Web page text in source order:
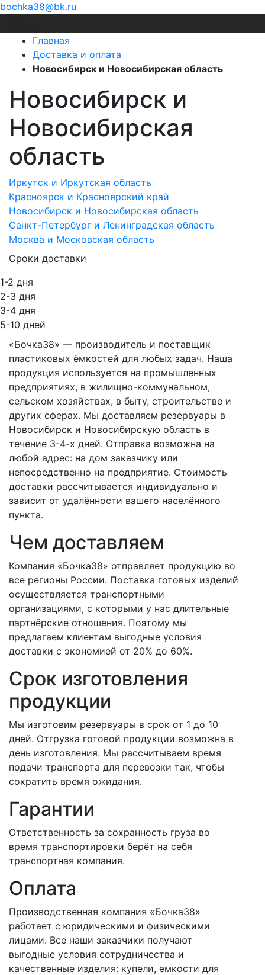
bochka38@bk.ru
Главная
Доставка и оплата
Новосибирск и Новосибирская область
Новосибирск и
Новосибирская
область
Иркутск и Иркутская область
Красноярск и Красноярский край
Новосибирск и Новосибирская область
Санкт-Петербург и Ленинградская область
Москва и Московская область
Сроки доставки
1-2 дня
2-3 дня
3-4 дня
5-10 дней
«Бочка38» — производитель и поставщик
пластиковых ёмкостей для любых задач. Наша
продукция используется на промышленных
предприятиях, в жилищно-коммунальном,
сельском хозяйствах, в быту, строительстве и
других сферах. Мы доставляем резервуары в
Новосибирск и Новосибирскую область в
течение 3-4-х дней. Отправка возможна на
любой адрес: на дом заказчику или
непосредственно на предприятие. Стоимость
доставки рассчитывается индивидуально и
зависит от удалённости вашего населённого
пункта.
Чем доставляем
Компания «Бочка38» отправляет продукцию во
все регионы России. Поставка готовых изделий
осуществляется транспортными
организациями, с которыми у нас длительные
партнёрские отношения. Поэтому мы
предлагаем клиентам выгодные условия
доставки с экономией от 20% до 60%.
Срок изготовления
продукции
Мы изготовим резервуары в срок от 1 до 10
дней. Отгрузка готовой продукции возможна в
день изготовления. Мы рассчитываем время
подачи транспорта для перевозки так, чтобы
сократить время ожидания.
Гарантии
Ответственность за сохранность груза во
время транспортировки берёт на себя
транспортная компания.
Оплата
Производственная компания «Бочка38»
работает с юридическими и физическими
лицами. Все наши заказчики получают
выгодные условия сотрудничества и
качественные изделия: купели, емкости для